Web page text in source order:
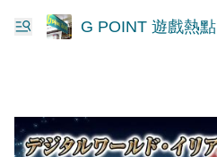
G POINT 遊戲熱點